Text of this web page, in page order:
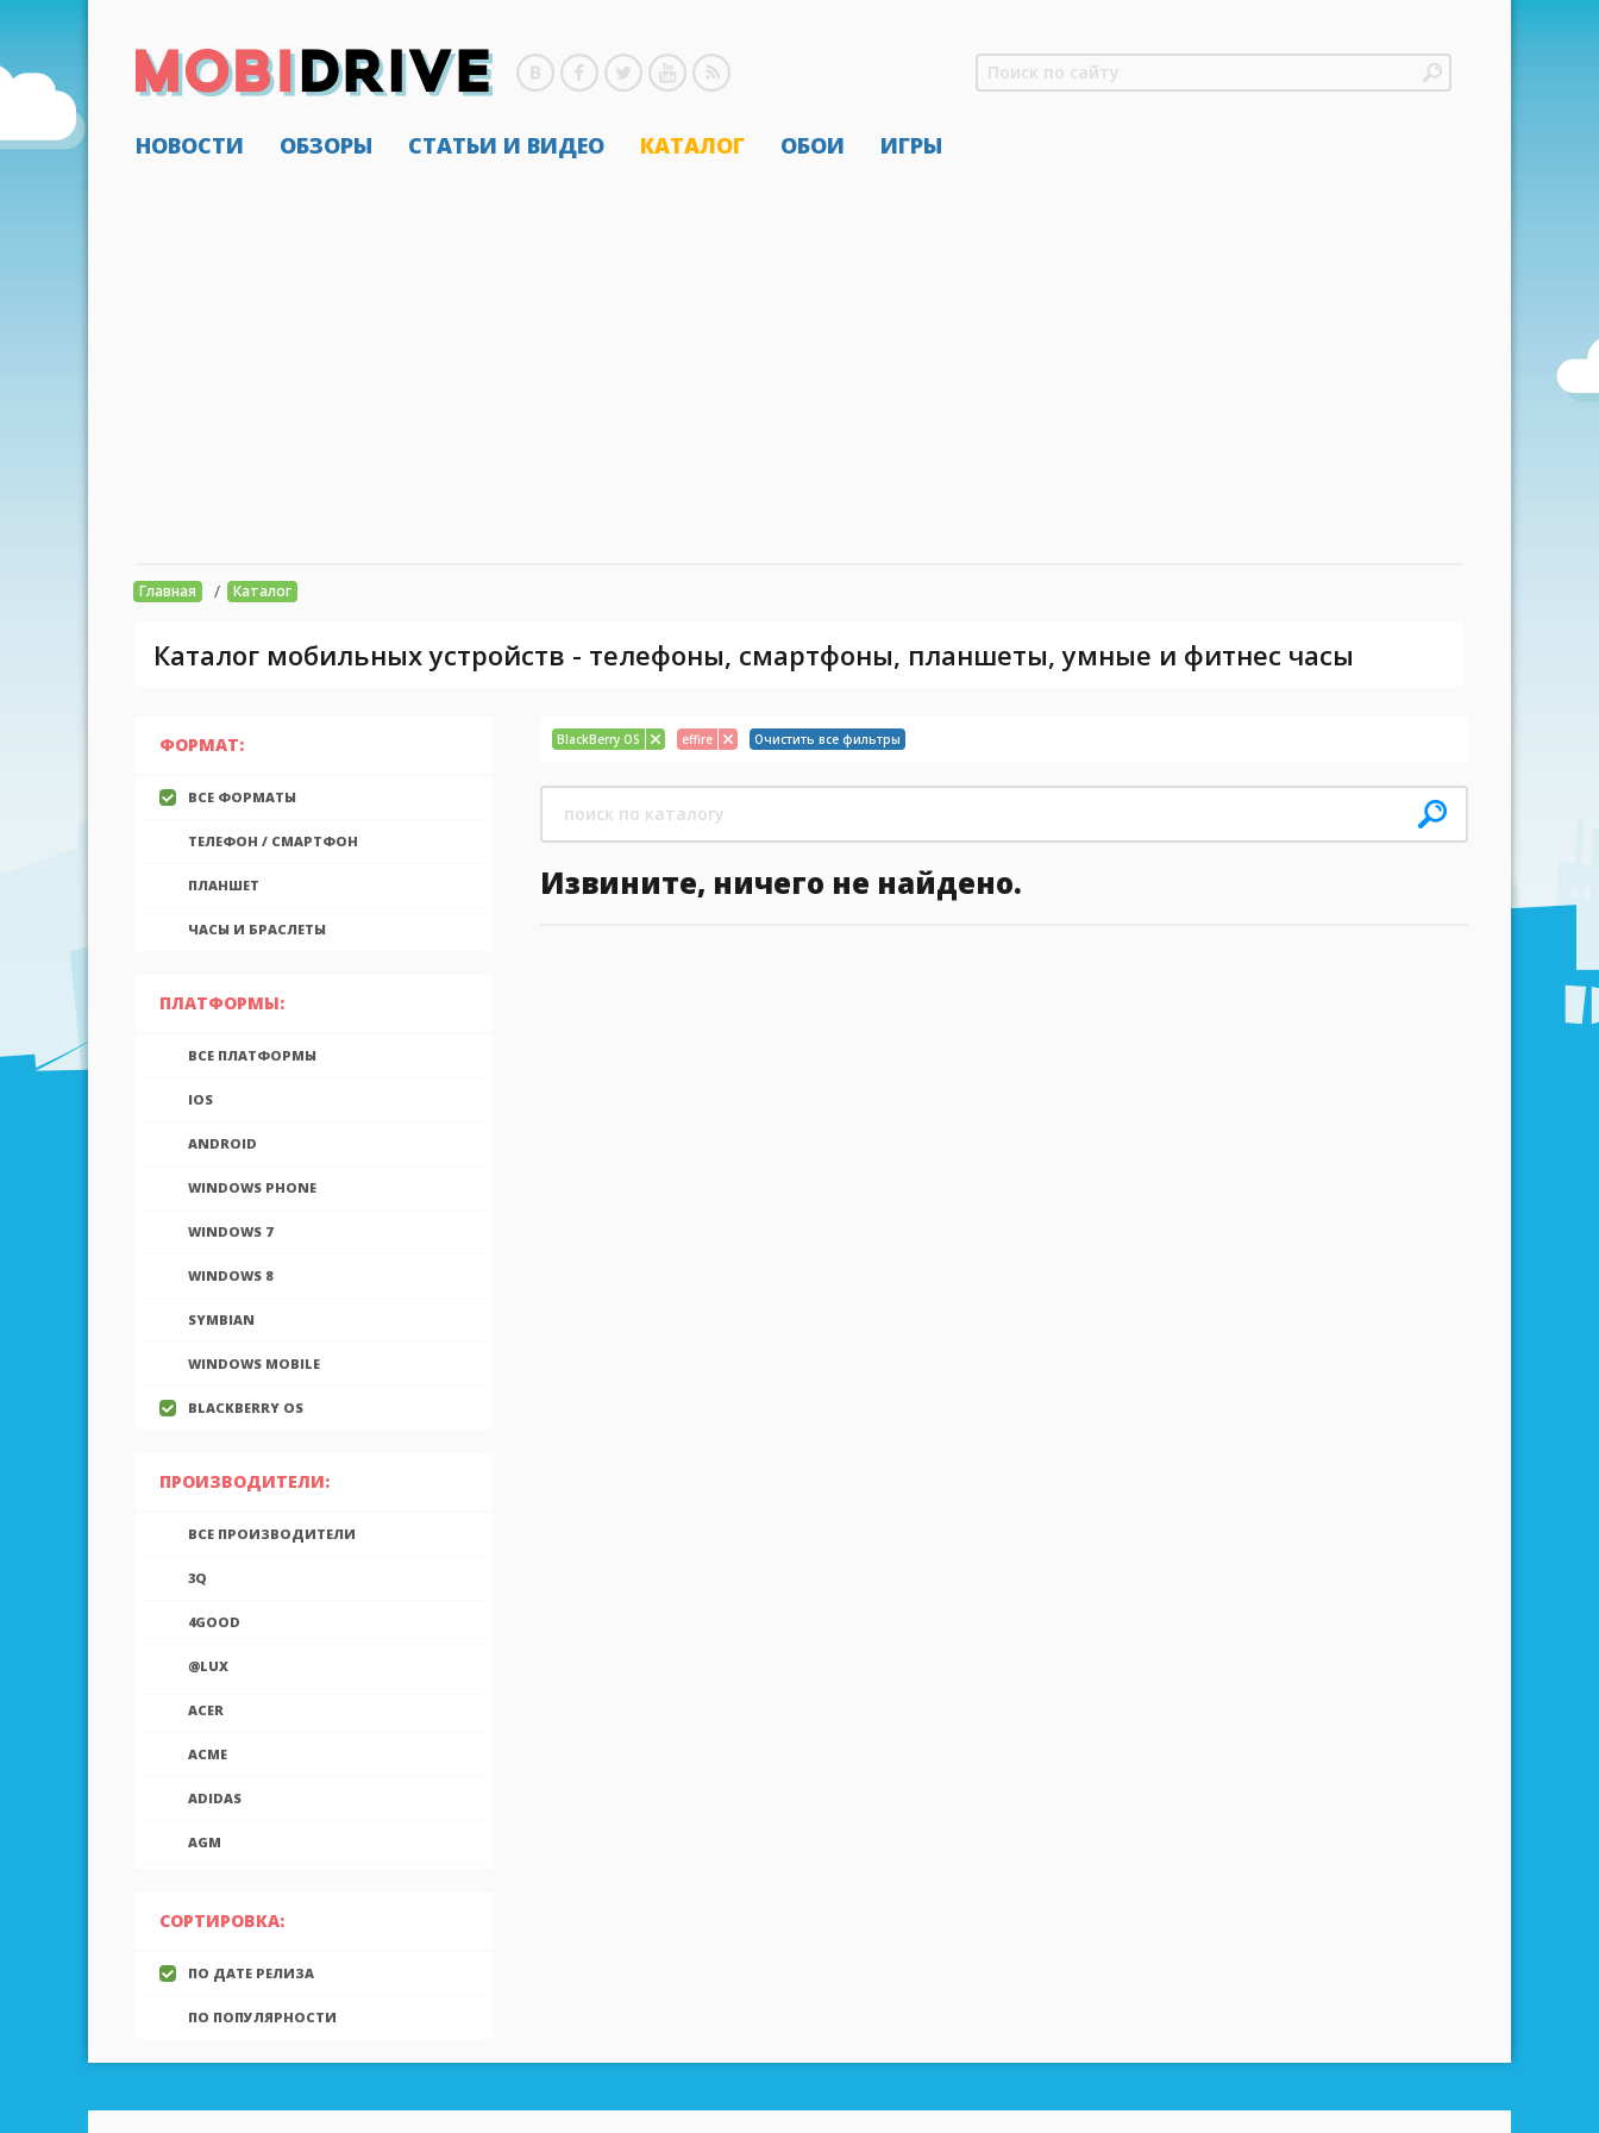
НОВОСТИ ОБЗОРЫ СТАТЬИ И ВИДЕО КАТАЛОГ ОБОИ ИГРЫ
Главная / Каталог
Каталог мобильных устройств - телефоны, смартфоны, планшеты, умные и фитнес часы
ФОРМАТ:
ВСЕ ФОРМАТЫ
ТЕЛЕФОН / СМАРТФОН
ПЛАНШЕТ
ЧАСЫ И БРАСЛЕТЫ
ПЛАТФОРМЫ:
ВСЕ ПЛАТФОРМЫ
IOS
ANDROID
WINDOWS PHONE
WINDOWS 7
WINDOWS 8
SYMBIAN
WINDOWS MOBILE
BLACKBERRY OS
ПРОИЗВОДИТЕЛИ:
ВСЕ ПРОИЗВОДИТЕЛИ
3Q
4GOOD
@LUX
ACER
ACME
ADIDAS
AGM
AIGO
AINOL
AIRON
ALCATEL
ALLVIEW
СОРТИРОВКА:
ПО ДАТЕ РЕЛИЗА
ПО ПОПУЛЯРНОСТИ
BlackBerry OS effire Очистить все фильтры
Извините, ничего не найдено.